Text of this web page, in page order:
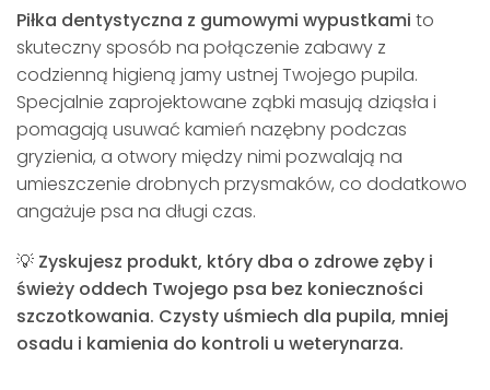
Piłka dentystyczna z gumowymi wypustkami to
skuteczny sposób na połączenie zabawy z
codzienną higieną jamy ustnej Twojego pupila.
Specjalnie zaprojektowane ząbki masują dziąsła i
pomagają usuwać kamień nazębny podczas
gryzienia, a otwory między nimi pozwalają na
umieszczenie drobnych przysmaków, co dodatkowo
angażuje psa na długi czas.
💡 Zyskujesz produkt, który dba o zdrowe zęby i
świeży oddech Twojego psa bez konieczności
szczotkowania. Czysty uśmiech dla pupila, mniej
osadu i kamienia do kontroli u weterynarza.